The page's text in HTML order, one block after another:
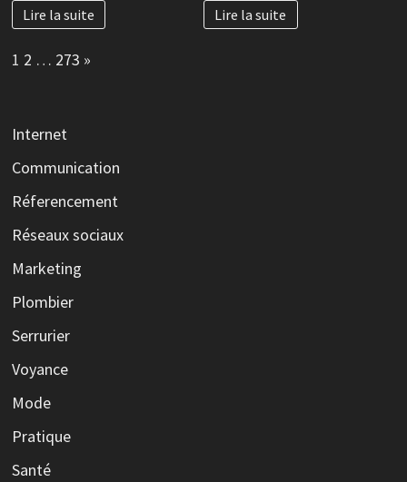
Lire la suite Lire la suite
Page:
1 2 … 273 Next
»
Internet
Communication
Réferencement
Réseaux sociaux
Marketing
Plombier
Serrurier
Voyance
Mode
Pratique
Santé